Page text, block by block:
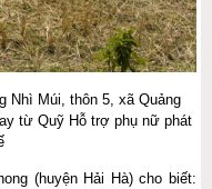
Nhì Múi, thôn 5, xã Quảng
từ Quỹ Hỗ trợ phụ nữ phát
(huyện Hải Hà) cho biết: